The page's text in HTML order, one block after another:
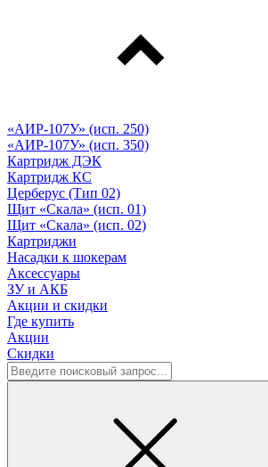
«АИР-107У» (исп. 250)
«АИР-107У» (исп. 350)
Картридж ДЭК
Картридж КС
Церберус (Тип 02)
Щит «Скала» (исп. 01)
Щит «Скала» (исп. 02)
Картриджи
Насадки к шокерам
Аксессуары
ЗУ и АКБ
Акции и скидки
Где купить
Акции
Скидки